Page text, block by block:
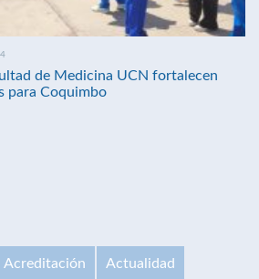
de Medicina UCN fortalecen
para Coquimbo
Acreditación Actualidad